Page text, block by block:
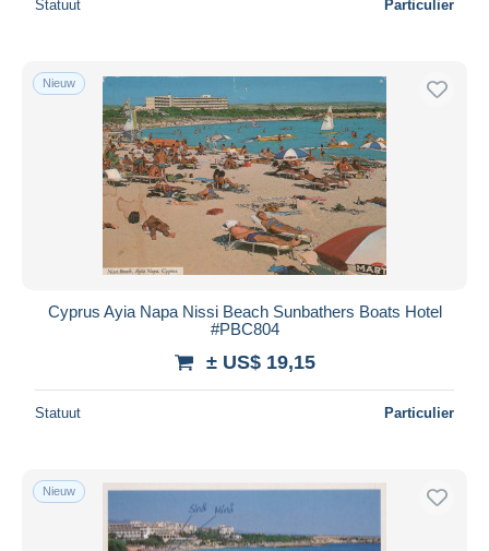
Statuut Particulier
Nieuw
Cyprus Ayia Napa Nissi Beach Sunbathers Boats Hotel
#PBC804
± US$ 19,15
Statuut Particulier
Nieuw